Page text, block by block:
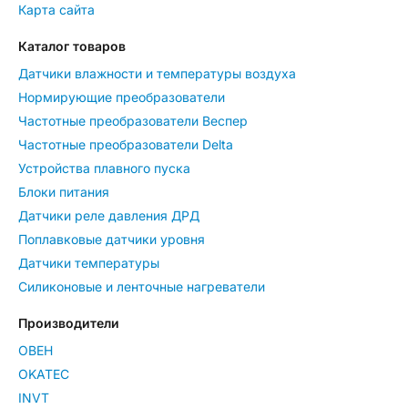
Карта сайта
Каталог товаров
Датчики влажности и температуры воздуха
Нормирующие преобразователи
Частотные преобразователи Веспер
Частотные преобразователи Delta
Устройства плавного пуска
Блоки питания
Датчики реле давления ДРД
Поплавковые датчики уровня
Датчики температуры
Силиконовые и ленточные нагреватели
Производители
ОВЕН
OKATEC
INVT